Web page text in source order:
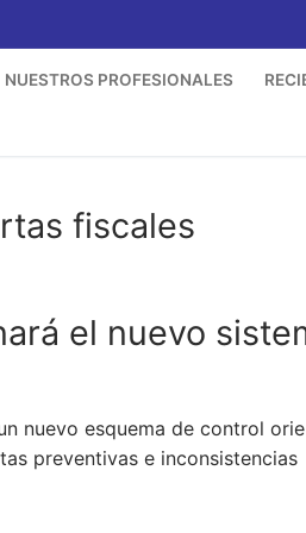
NUESTROS PROFESIONALES
fiscales
el nuevo
nuevo esquema de control
preventivas e inconsistencias